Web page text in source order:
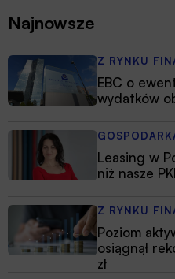
Najnowsze
Z RYNKU
EBC o
wydatków
Leasing w
niż nasze
Z RYNKU
Poziom
osiągnął
zł